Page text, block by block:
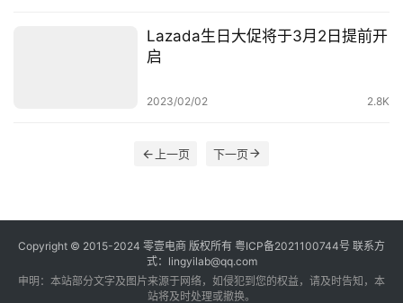
Lazada生日大促将于3月2日提前开
启
2023/02/02 2.8K
上一页 下一页
Copyright © 2015-2024 零壹电商 版权所有 粤ICP备2021100744号 联系方
式：lingyilab@qq.com
申明：本站部分文字及图片来源于网络，如侵犯到您的权益，请及时告知，本
站将及时处理或撤换。